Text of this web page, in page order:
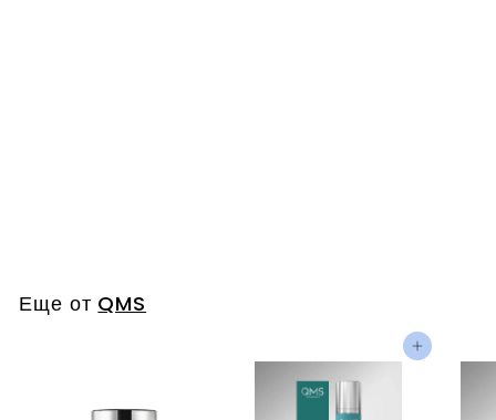
,
Еще от QMS
Добавить в корзину